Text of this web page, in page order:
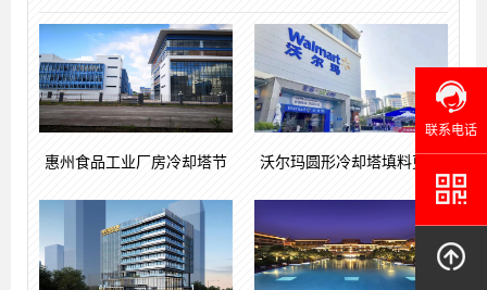
惠州食品工业厂房冷却塔节 沃尔玛圆形冷却塔填料更换
联系电话